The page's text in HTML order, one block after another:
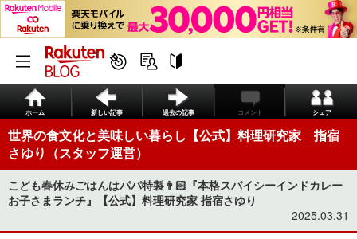
ホーム 新しい記事 過去の記事 コメント シェア
世界の食文化と美味しい暮らし【公式】料理研究家 指宿
さゆり（スタッフ運営）
こども春休みごはんはパパ特製👨🏻『本格スパイシーインドカレー
お子さまランチ』【公式】料理研究家 指宿さゆり
2025.03.31